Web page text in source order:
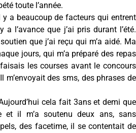
toute l’année.
y a beaucoup de facteurs qui entrent
l’avance que j’ai pris durant l’été.
que j’ai reçu qui m’a aidé. Ma
jours, qui m’a préparé des repas
les courses avant le concours
m’envoyait des sms, des phrases de
cela fait 3ans et demi que
et il m’a soutenu deux ans, sans
des facetime, il se contentait de